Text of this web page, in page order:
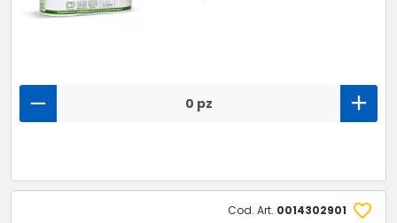
0 pz
Cod. Art. 0014302901